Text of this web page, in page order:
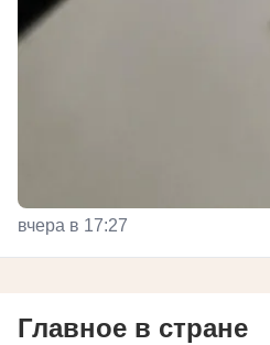
вчера в 17:27
Главное в стране